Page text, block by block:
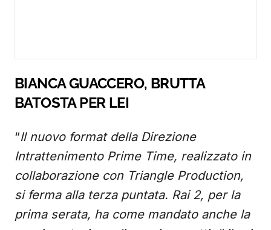
BIANCA GUACCERO, BRUTTA
BATOSTA PER LEI
“Il nuovo format della Direzione
Intrattenimento Prime Time, realizzato in
collaborazione con Triangle Production,
si ferma alla terza puntata. Rai 2, per la
prima serata, ha come mandato anche la